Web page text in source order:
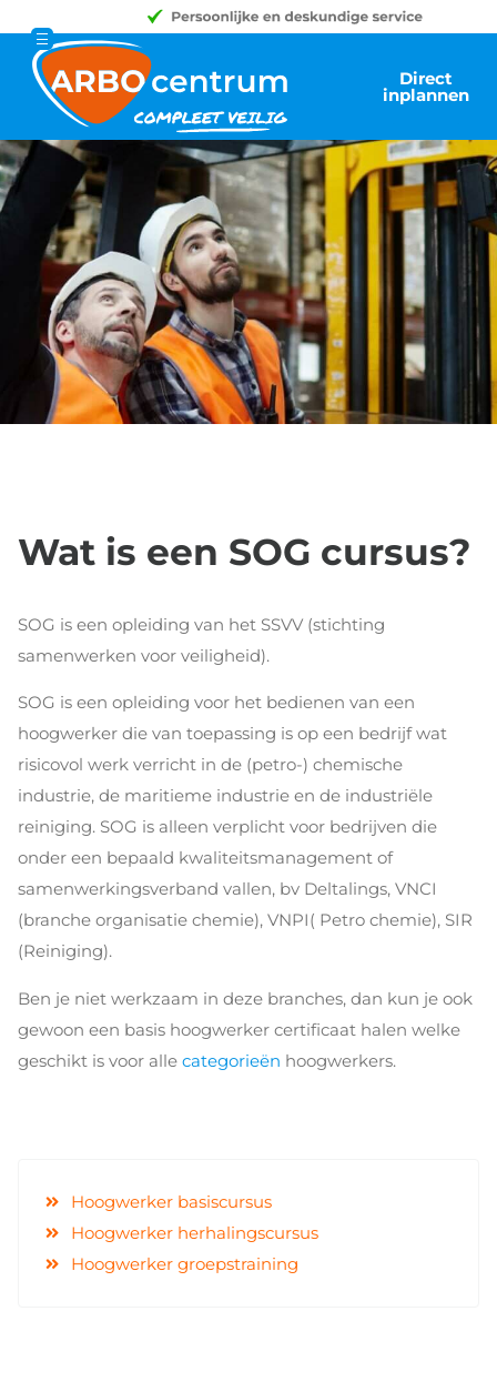
Direct
inplannen
Wat is een SOG cursus?
SOG is een opleiding van het SSVV (stichting
samenwerken voor veiligheid).
SOG is een opleiding voor het bedienen van een
hoogwerker die van toepassing is op een bedrijf wat
risicovol werk verricht in de (petro-) chemische
industrie, de maritieme industrie en de industriële
reiniging. SOG is alleen verplicht voor bedrijven die
onder een bepaald kwaliteitsmanagement of
samenwerkingsverband vallen, bv Deltalings, VNCI
(branche organisatie chemie), VNPI( Petro chemie), SIR
(Reiniging).
Ben je niet werkzaam in deze branches, dan kun je ook
gewoon een basis hoogwerker certificaat halen welke
geschikt is voor alle categorieën hoogwerkers.
Hoogwerker basiscursus
Hoogwerker herhalingscursus
Hoogwerker groepstraining